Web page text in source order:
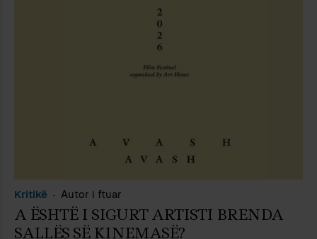
Kritikë Autor i ftuar
A ËSHTË I SIGURT ARTISTI BRENDA
SALLËS SË KINEMASË?